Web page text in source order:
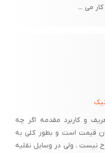
می ...
و کاربرد مقدمه اگر چه
قیمت است و بطور کلی به
نیست ، ولی در وسایل نقلیه